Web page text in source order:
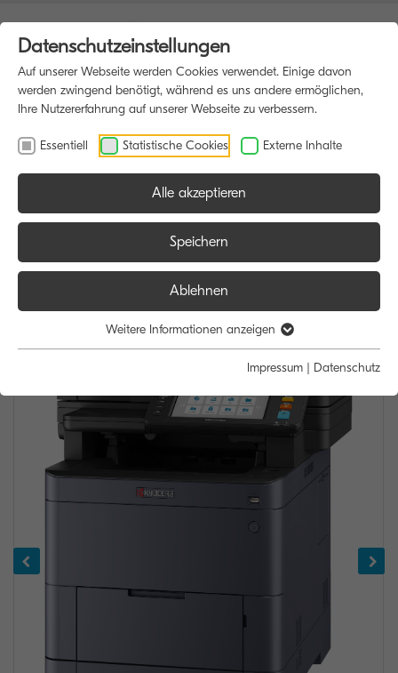
HOME MULTIFUNKTIONSDRUCKER
Datenschutzeinstellungen
Auf unserer Webseite werden Cookies verwendet. Einige davon
werden zwingend benötigt, während es uns andere ermöglichen,
Ihre Nutzererfahrung auf unserer Webseite zu verbessern.
Essentiell Statistische Cookies Externe Inhalte
Alle akzeptieren
Speichern
Ablehnen
Weitere Informationen anzeigen
Impressum | Datenschutz